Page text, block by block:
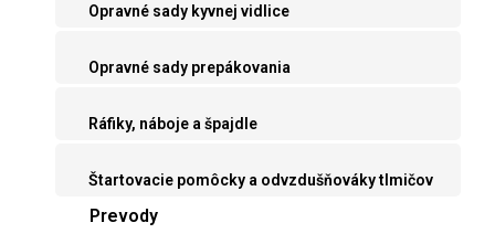
Opravné sady kyvnej vidlice
Opravné sady prepákovania
Ráfiky, náboje a špajdle
Štartovacie pomôcky a odvzdušňováky tlmičov
Prevody